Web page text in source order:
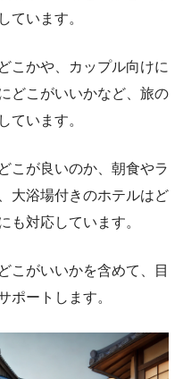
ています。
こかや、カップル向けに
どこがいいかなど、旅の
ています。
こが良いのか、朝食やラ
大浴場付きのホテルはど
も対応しています。
こがいいかを含めて、目
ポートします。